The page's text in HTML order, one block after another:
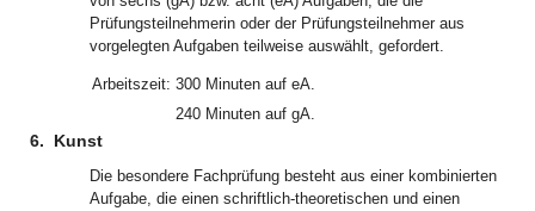
Prüfungsteilnehmerin oder der Prüfungsteilnehmer aus
vorgelegten Aufgaben teilweise auswählt, gefordert.
Arbeitszeit: 300 Minuten auf eA.
240 Minuten auf gA.
6. Kunst
Die besondere Fachprüfung besteht aus einer kombinierten
Aufgabe, die einen schriftlich-theoretischen und einen